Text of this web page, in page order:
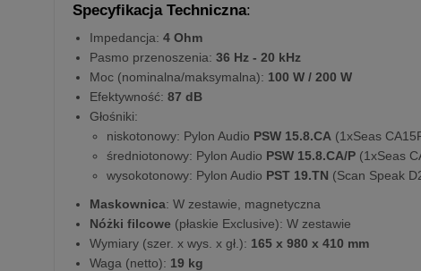
Specyfikacja Techniczna:
Impedancja:4 Ohm
Pasmo przenoszenia:36 Hz - 20 kHz
Moc (nominalna/maksymalna): 100 W / 200 W
Efektywność:87 dB
Głośniki:
niskotonowy: Pylon Audio PSW 15.8.CA (1xSeas
średniotonowy: Pylon Audio PSW 15.8.CA/P (1xSeas
wysokotonowy: Pylon Audio PST 19.TN (Scan Speak
Maskownica: W zestawie, magnetyczna
Nóżki filcowe (płaskie Exclusive): W zestawie
Wymiary (szer. x wys. x gł.): 165 x 980 x 410 mm
Waga (netto): 19 kg